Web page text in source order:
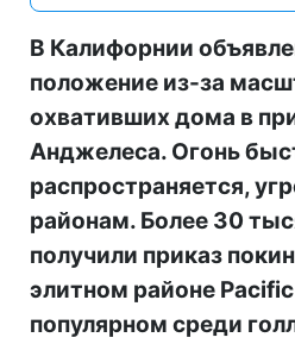
В Калифорнии
положение из-за
охвативших дома в
Анджелеса. Огонь
распространяется,
районам. Более 30
получили приказ
элитном районе
популярном среди